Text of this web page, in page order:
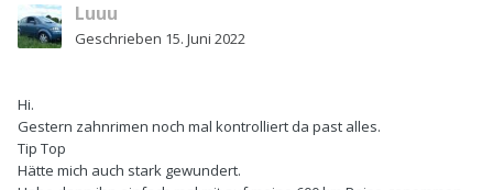
Luuu
Geschrieben 15. Juni 2022
Hi.
Gestern zahnrimen noch mal kontrolliert da past alles.
Tip Top
Hätte mich auch stark gewundert.